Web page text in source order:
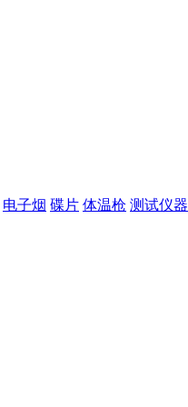
电子烟 碟片 体温枪 测试仪器